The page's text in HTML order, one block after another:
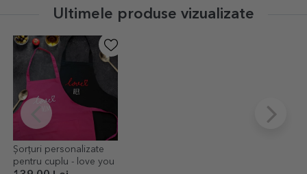
Ultimele produse vizualizate
Șorțuri personalizate
pentru cuplu - love you